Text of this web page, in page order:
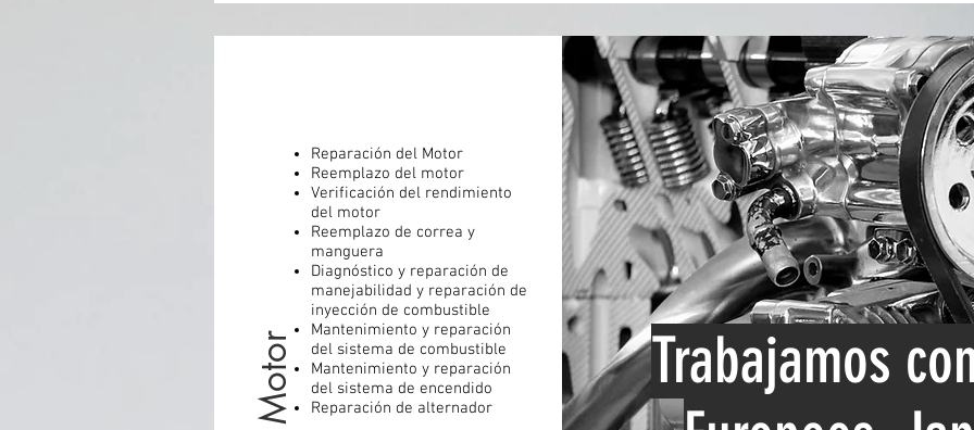
Motor
Reparación del Motor
Reemplazo del motor
Verificación del rendimiento
del motor
Reemplazo de correa y
manguera
Diagnóstico y reparación de
manejabilidad y reparación de
inyección de combustible
Mantenimiento y reparación
del sistema de combustible
Mantenimiento y reparación
del sistema de encendido
Reparación de alternador
Trabajamos